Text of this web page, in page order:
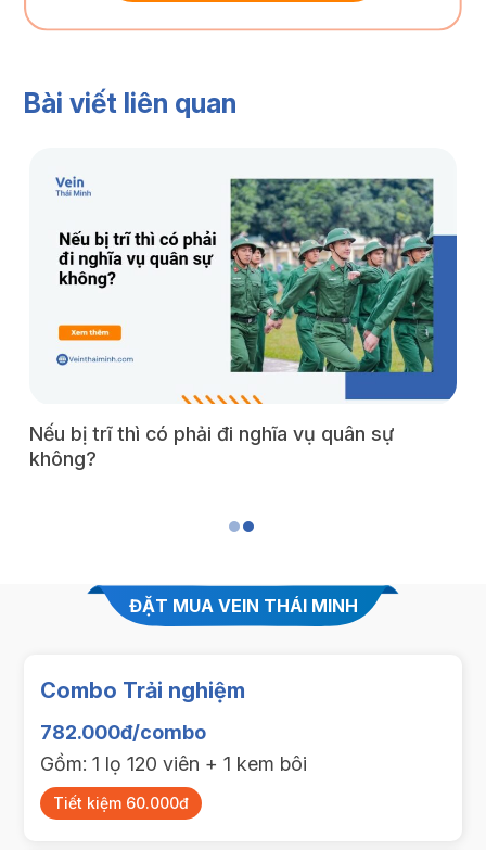
Bài viết liên quan
Nếu bị trĩ thì có phải đi nghĩa vụ quân sự
không?
ĐẶT MUA VEIN THÁI MINH
Combo Trải nghiệm
782.000đ/combo
Gồm: 1 lọ 120 viên + 1 kem bôi
Tiết kiệm 60.000đ